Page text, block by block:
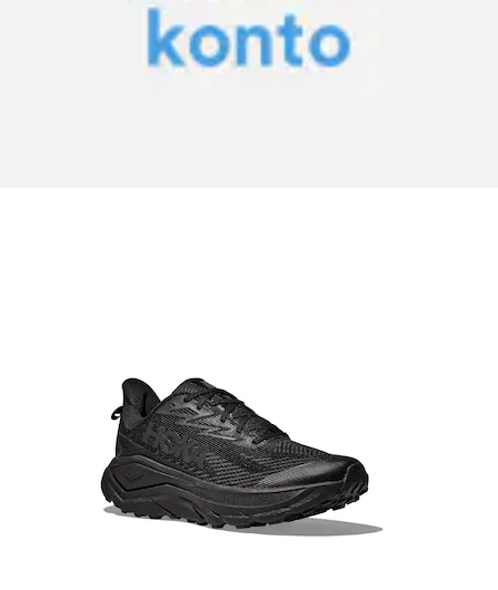
Couleurs
Chaussures de trail »Challenger 8 Gore-Tex« semelle